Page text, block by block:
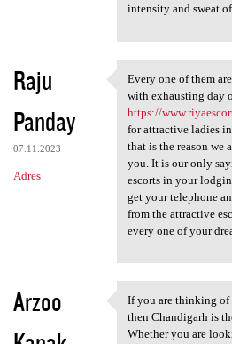
intensity and sweat
Raju
Panday
07.11.2023
Adres
Every one of
Every one of them
with exhausting day
https://
for attractive ladies
that is the reason we
you. It is our only
escorts in your
get your telephone
from the attractive
every one of your
Arzoo
If you are
If you are thinking of
then Chandigarh is
Whether you are